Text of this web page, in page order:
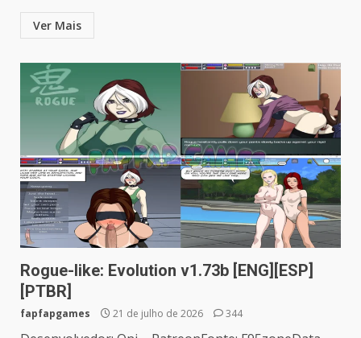
Ver Mais
Rogue-like: Evolution v1.73b [ENG][ESP]
[PTBR]
fapfapgames 21 de julho de 2026 344